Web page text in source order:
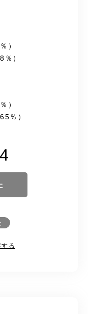
）
％）
）
％）
4
る